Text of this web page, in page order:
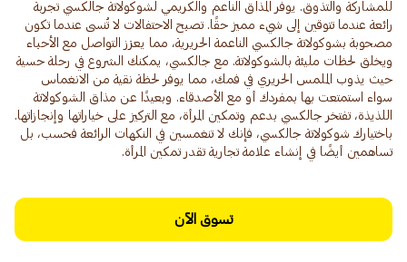
للمشاركة والتذوق. يوفر المذاق الناعم والكريمي لشوكولاتة جالكسي تجربة
رائعة عندما تتوقين إلى شيء مميز حقًا. تصبح الاحتفالات لا تُنسى عندما تكون
مصحوبة بشوكولاتة جالكسي الناعمة الحريرية، مما يعزز التواصل مع الأحباء
ويخلق لحظات مليئة بالشوكولاتة. مع جالكسي، يمكنك الشروع في رحلة حسية
حيث يذوب الملمس الحريري في فمك، مما يوفر لحظة نقية من الانغماس
سواء استمتعت بها بمفردك أو مع الأصدقاء. وبعيدًا عن مذاق الشوكولاتة
اللذيذة، تفتخر جالكسي بدعم وتمكين المرأة، مع التركيز على خياراتها وإنجازاتها.
باختيارك شوكولاتة جالكسي، فإنك لا تنغمسين في النكهات الرائعة فحسب، بل
تساهمين أيضًا في إنشاء علامة تجارية تقدر تمكين المرأة.
تسوق الآن